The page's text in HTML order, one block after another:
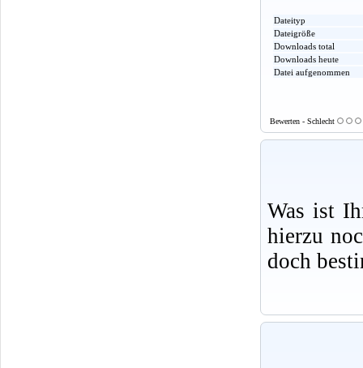
Dateityp
Dateigröße
Downloads total
Downloads heute
Datei aufgenommen
Bewerten - Schlecht
Was ist
hierzu
doch